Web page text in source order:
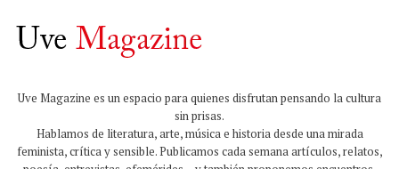
Uve Magazine es un espacio para quienes disfrutan pensando la cultura
sin prisas.
Hablamos de literatura, arte, música e historia desde una mirada
feminista, crítica y sensible. Publicamos cada semana artículos, relatos,